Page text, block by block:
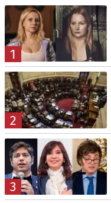
1
2
3